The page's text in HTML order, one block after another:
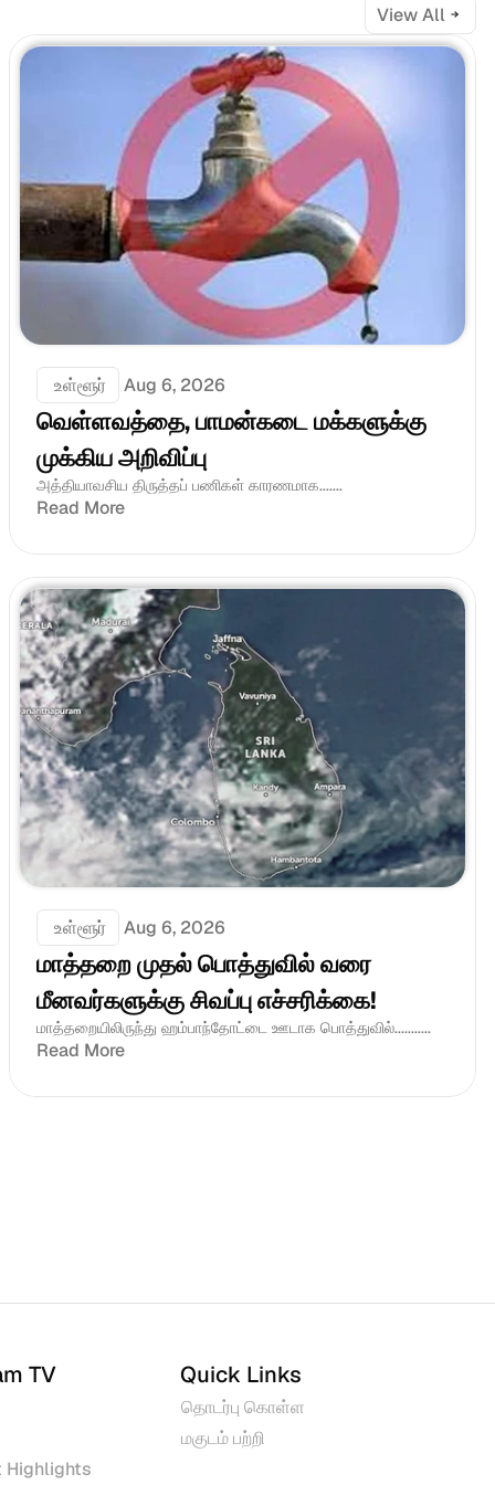
View All
உள்ளூர் Aug 6, 2026
வெள்ளவத்தை, பாமன்கடை மக்களுக்கு
முக்கிய அறிவிப்பு
அத்தியாவசிய திருத்தப் பணிகள் காரணமாக.......
Read More
உள்ளூர் Aug 6, 2026
மாத்தறை முதல் பொத்துவில் வரை
மீனவர்களுக்கு சிவப்பு எச்சரிக்கை!
மாத்தறையிலிருந்து ஹம்பாந்தோட்டை ஊடாக பொத்துவில்...........
Read More
TV
Highlights
Quick Links
தொடர்பு கொள்ள
மகுடம் பற்றி